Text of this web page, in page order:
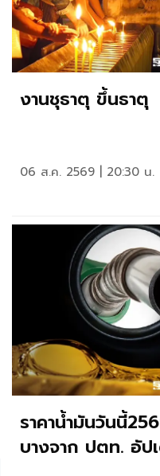
งานชุธาตุ ขึ้นธาตุ
06 ส.ค. 2569 | 20:30 น.
ราคาน้ำมันวันนี้
บางจาก ปตท. อัป